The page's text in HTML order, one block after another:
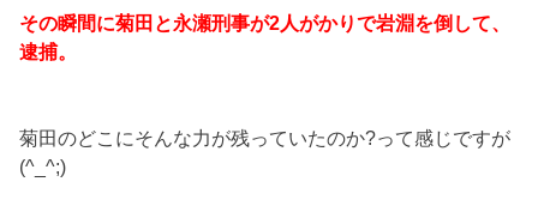
その瞬間に菊田と永瀬刑事が2人がかりで岩淵を倒して、
逮捕。
菊田のどこにそんな力が残っていたのか?って感じですが
(^_^;)